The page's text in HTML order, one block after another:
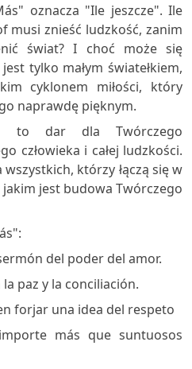
oznacza "Ile jeszcze". Ile
musi znieść ludzkość, zanim
świat? I choć może się
tylko małym światełkiem,
cyklonem miłości, który
naprawdę pięknym.
to dar dla Twórczego
człowieka i całej ludzkości.
którzy łączą się w
jest budowa Twórczego
del poder del amor.
paz y la conciliación.
forjar una idea del respeto
más que suntuosos